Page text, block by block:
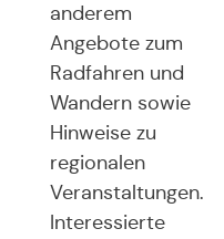
anderem
Angebote zum
Radfahren und
Wandern sowie
Hinweise zu
regionalen
Veranstaltungen.
Interessierte